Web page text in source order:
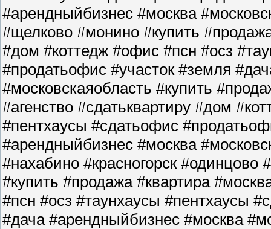
#арендныйбизнес #москва
#щелково #монино #купить
#дом #коттедж #офис #псн #осз
#продатьофис #участок #земля
#московскаяобласть #купить
#агенство #сдатьквартиру #дом
#пентхаусы #сдатьофис
#арендныйбизнес #москва
#нахабино #красногорск
#купить #продажа #квартира
#псн #осз #таунхаусы #пентхаусы
#дача #арендныйбизнес #москва